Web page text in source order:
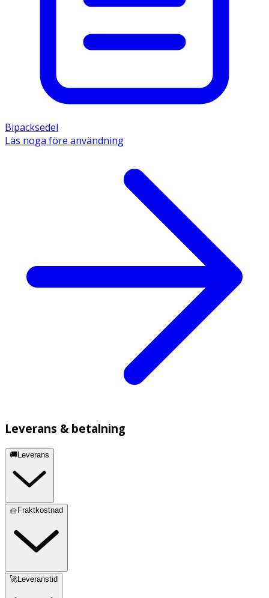
Bipacksedel
Läs noga före användning
Leverans & betalning
🚚Leverans
🧺Fraktkostnad
🚀Leveranstid